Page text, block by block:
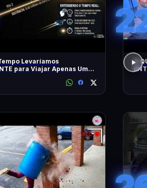
Levaríamos
para Viajar Apenas Um
O